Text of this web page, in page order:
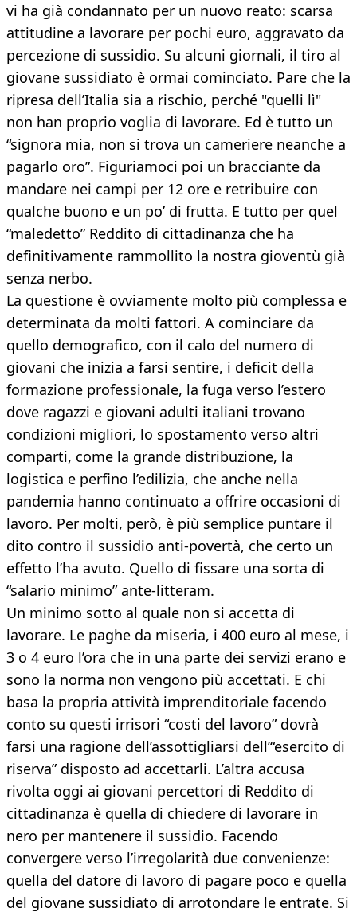
vi ha già condannato per un nuovo reato: scarsa
attitudine a lavorare per pochi euro, aggravato da
percezione di sussidio. Su alcuni giornali, il tiro al
giovane sussidiato è ormai cominciato. Pare che la
ripresa dell’Italia sia a rischio, perché "quelli lì"
non han proprio voglia di lavorare. Ed è tutto un
“signora mia, non si trova un cameriere neanche a
pagarlo oro”. Figuriamoci poi un bracciante da
mandare nei campi per 12 ore e retribuire con
qualche buono e un po’ di frutta. E tutto per quel
“maledetto” Reddito di cittadinanza che ha
definitivamente rammollito la nostra gioventù già
senza nerbo.
La questione è ovviamente molto più complessa e
determinata da molti fattori. A cominciare da
quello demografico, con il calo del numero di
giovani che inizia a farsi sentire, i deficit della
formazione professionale, la fuga verso l’estero
dove ragazzi e giovani adulti italiani trovano
condizioni migliori, lo spostamento verso altri
comparti, come la grande distribuzione, la
logistica e perfino l’edilizia, che anche nella
pandemia hanno continuato a offrire occasioni di
lavoro. Per molti, però, è più semplice puntare il
dito contro il sussidio anti-povertà, che certo un
effetto l’ha avuto. Quello di fissare una sorta di
“salario minimo” ante-litteram.
Un minimo sotto al quale non si accetta di
lavorare. Le paghe da miseria, i 400 euro al mese, i
3 o 4 euro l’ora che in una parte dei servizi erano e
sono la norma non vengono più accettati. E chi
basa la propria attività imprenditoriale facendo
conto su questi irrisori “costi del lavoro” dovrà
farsi una ragione dell’assottigliarsi dell’“esercito di
riserva” disposto ad accettarli. L’altra accusa
rivolta oggi ai giovani percettori di Reddito di
cittadinanza è quella di chiedere di lavorare in
nero per mantenere il sussidio. Facendo
convergere verso l’irregolarità due convenienze:
quella del datore di lavoro di pagare poco e quella
del giovane sussidiato di arrotondare le entrate. Si